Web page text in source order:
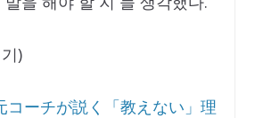
)
コーチが説く「教えない」理